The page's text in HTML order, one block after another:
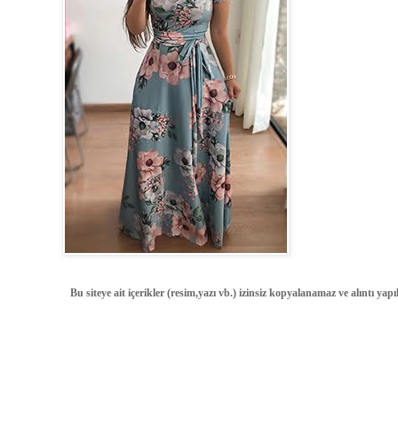
Bu siteye ait içerikler (resim,yazı vb.) izinsiz kopyalanamaz ve alıntı